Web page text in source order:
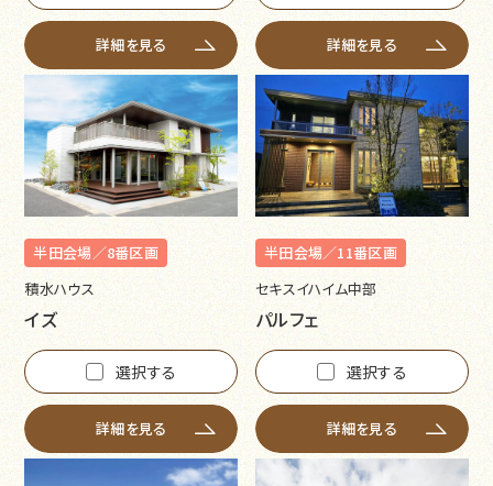
詳細を見る 詳細を見る
半田会場／8番区画
積水ハウス
イズ
選択する
詳細を見る
半田会場／11番区画
セキスイハイム中部
パルフェ
選択する
詳細を見る